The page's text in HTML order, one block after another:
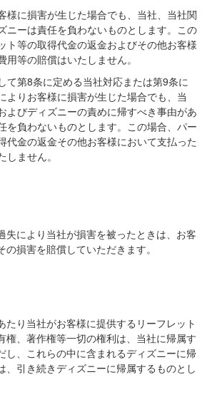
様に損害が生じた場合でも、当社、当社関
ニーは責任を負わないものとします。この
ト等の取得代金の返金およびその他お客様
用等の賠償はいたしません。
て第8条に定める当社対応または第9条に
よりお客様に損害が生じた場合でも、当
よびディズニーの責めに帰すべき事由があ
を負わないものとします。この場合、パー
代金の返金その他お客様において支払った
ません。
失により当社が損害を被ったときは、お客
損害を賠償していただきます。
たり当社がお客様に提供するリーフレット
権、著作権等一切の権利は、当社に帰属す
し、これらの中に含まれるディズニーに帰
、引き続きディズニーに帰属するものとし